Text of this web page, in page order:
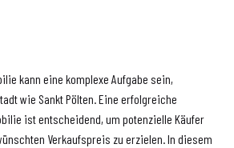
kann eine komplexe Aufgabe sein,
wie Sankt Pölten. Eine erfolgreiche
ist entscheidend, um potenzielle Käufer
Verkaufspreis zu erzielen. In diesem